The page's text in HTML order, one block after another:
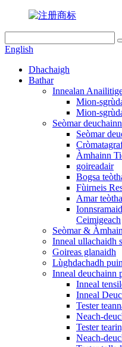
English
Dhachaigh
Bathar
Innealan
Mion-
Mion-
Seòmar
Seòmar
Àmhainn
goireadair
Bogsa
Fùirneis
Amar
Ceimigeach
Seòmar &
Inneal ullachaidh
Goireas glanaidh
Lùghdachadh
Inneal deuchainn
Inneal
Inneal
Tester
Neach-
Tester
Neach-